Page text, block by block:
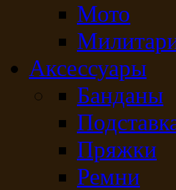
Мото
Аксессуары
Банданы
Пряжки
Ремни